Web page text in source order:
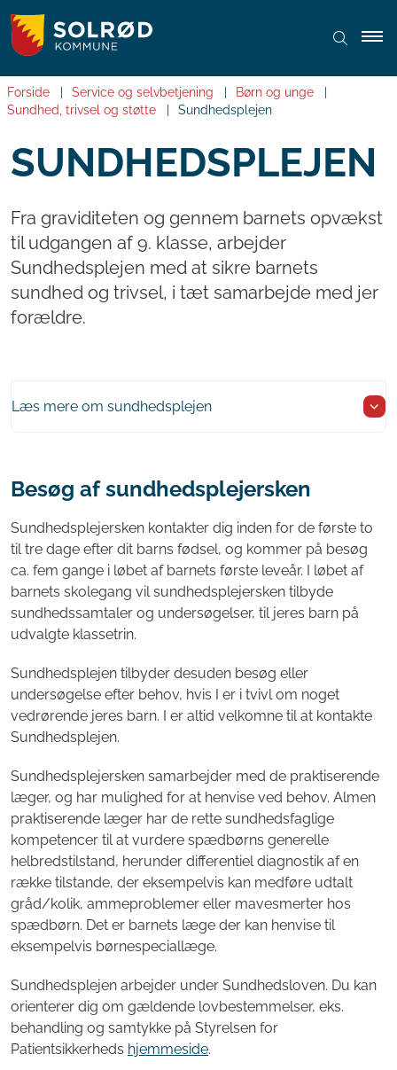
Forside Service og selvbetjening
Børn og unge
Sundhed, trivsel og støtte
Sundhedsplejen
SUNDHEDSPLEJEN
Fra graviditeten og gennem barnets opvækst
til udgangen af 9. klasse, arbejder
Sundhedsplejen med at sikre barnets
sundhed og trivsel, i tæt samarbejde med jer
forældre.
Læs mere om sundhedsplejen
Besøg af sundhedsplejersken
Sundhedsplejersken kontakter dig inden for de første to
til tre dage efter dit barns fødsel, og kommer på besøg
ca. fem gange i løbet af barnets første leveår. I løbet af
barnets skolegang vil sundhedsplejersken tilbyde
sundhedssamtaler og undersøgelser, til jeres barn på
udvalgte klassetrin.
Sundhedsplejen tilbyder desuden besøg eller
undersøgelse efter behov, hvis I er i tvivl om noget
vedrørende jeres barn. I er altid velkomne til at kontakte
Sundhedsplejen.
Sundhedsplejersken samarbejder med de praktiserende
læger, og har mulighed for at henvise ved behov. Almen
praktiserende læger har de rette sundhedsfaglige
kompetencer til at vurdere spædbørns generelle
helbredstilstand, herunder differentiel diagnostik af en
række tilstande, der eksempelvis kan medføre udtalt
gråd/kolik, ammeproblemer eller mavesmerter hos
spædbørn. Det er barnets læge der kan henvise til
eksempelvis børnespeciallæge.
Sundhedsplejen arbejder under Sundhedsloven. Du kan
orienterer dig om gældende lovbestemmelser, eks.
behandling og samtykke på Styrelsen for
Patientsikkerheds hjemmeside.